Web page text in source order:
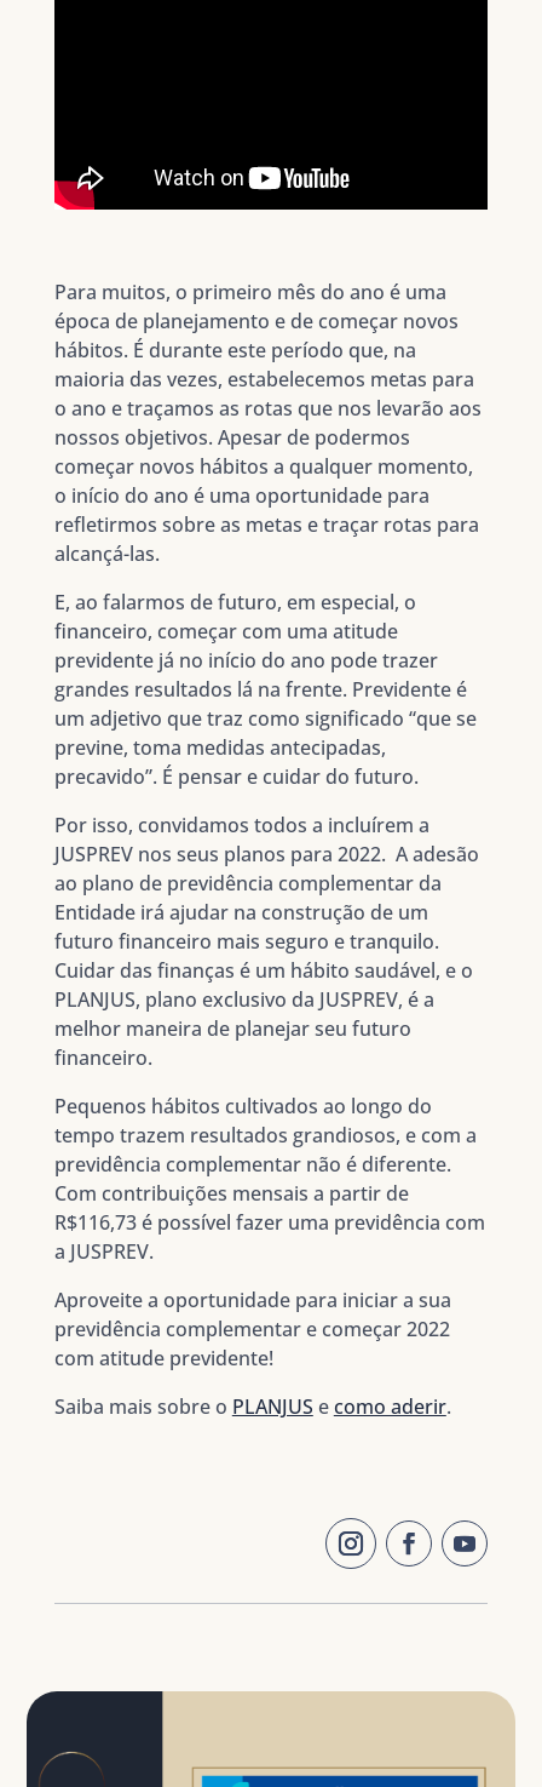
Para muitos, o primeiro mês do ano é uma
época de planejamento e de começar novos
hábitos. É durante este período que, na
maioria das vezes, estabelecemos metas para
o ano e traçamos as rotas que nos levarão aos
nossos objetivos. Apesar de podermos
começar novos hábitos a qualquer momento,
o início do ano é uma oportunidade para
refletirmos sobre as metas e traçar rotas para
alcançá-las.
E, ao falarmos de futuro, em especial, o
financeiro, começar com uma atitude
previdente já no início do ano pode trazer
grandes resultados lá na frente. Previdente é
um adjetivo que traz como significado “que se
previne, toma medidas antecipadas,
precavido”. É pensar e cuidar do futuro.
Por isso, convidamos todos a incluírem a
JUSPREV nos seus planos para 2022. A adesão
ao plano de previdência complementar da
Entidade irá ajudar na construção de um
futuro financeiro mais seguro e tranquilo.
Cuidar das finanças é um hábito saudável, e o
PLANJUS, plano exclusivo da JUSPREV, é a
melhor maneira de planejar seu futuro
financeiro.
Pequenos hábitos cultivados ao longo do
tempo trazem resultados grandiosos, e com a
previdência complementar não é diferente.
Com contribuições mensais a partir de
R$116,73 é possível fazer uma previdência com
a JUSPREV.
Aproveite a oportunidade para iniciar a sua
previdência complementar e começar 2022
com atitude previdente!
Saiba mais sobre o PLANJUS ecomo aderir.